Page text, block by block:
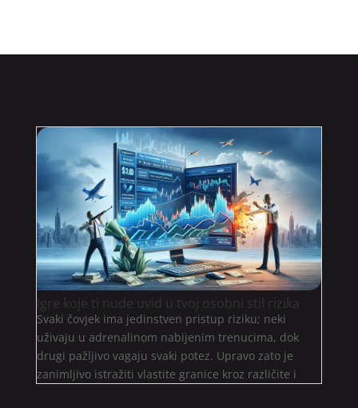
Igre koje ti nude uvid u tvoj osobni stil rizika
Svaki čovjek ima jedinstven pristup riziku; neki
uživaju u adrenalinom nabijenim trenucima, dok
drugi pažljivo vagaju svaki potez. Upravo zato je
zanimljivo istražiti vlastite granice kroz različite i